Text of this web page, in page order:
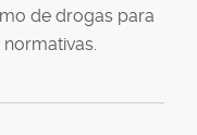
de drogas para